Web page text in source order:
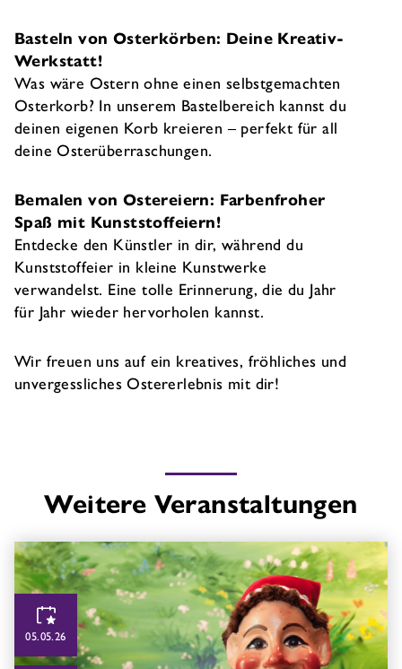
Basteln von Osterkörben: Deine Kreativ-
Werkstatt!
Was wäre Ostern ohne einen selbstgemachten
Osterkorb? In unserem Bastelbereich kannst du
deinen eigenen Korb kreieren – perfekt für all
deine Osterüberraschungen.
Bemalen von Ostereiern: Farbenfroher
Spaß mit Kunststoffeiern!
Entdecke den Künstler in dir, während du
Kunststoffeier in kleine Kunstwerke
verwandelst. Eine tolle Erinnerung, die du Jahr
für Jahr wieder hervorholen kannst.
Wir freuen uns auf ein kreatives, fröhliches und
unvergessliches Ostererlebnis mit dir!
Weitere Veranstaltungen
05.05.26